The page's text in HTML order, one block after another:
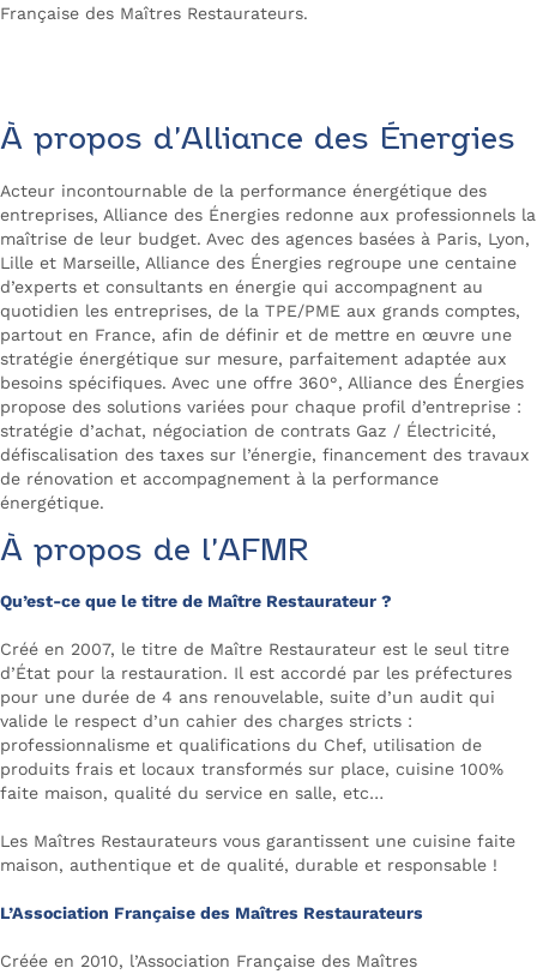
Française des Maîtres Restaurateurs.
À propos d’Alliance des Énergies
Acteur incontournable de la performance énergétique des
entreprises, Alliance des Énergies redonne aux professionnels la
maîtrise de leur budget. Avec des agences basées à Paris, Lyon,
Lille et Marseille, Alliance des Énergies regroupe une centaine
d’experts et consultants en énergie qui accompagnent au
quotidien les entreprises, de la TPE/PME aux grands comptes,
partout en France, afin de définir et de mettre en œuvre une
stratégie énergétique sur mesure, parfaitement adaptée aux
besoins spécifiques. Avec une offre 360°, Alliance des Énergies
propose des solutions variées pour chaque profil d’entreprise :
stratégie d’achat, négociation de contrats Gaz / Électricité,
défiscalisation des taxes sur l’énergie, financement des travaux
de rénovation et accompagnement à la performance
énergétique.
À propos de l’AFMR
Qu’est-ce que le titre de Maître Restaurateur ?
Créé en 2007, le titre de Maître Restaurateur est le seul titre
d’État pour la restauration. Il est accordé par les préfectures
pour une durée de 4 ans renouvelable, suite d’un audit qui
valide le respect d’un cahier des charges stricts :
professionnalisme et qualifications du Chef, utilisation de
produits frais et locaux transformés sur place, cuisine 100%
faite maison, qualité du service en salle, etc…
Les Maîtres Restaurateurs vous garantissent une cuisine faite
maison, authentique et de qualité, durable et responsable !
L’Association Française des Maîtres Restaurateurs
Créée en 2010, l’Association Française des Maîtres